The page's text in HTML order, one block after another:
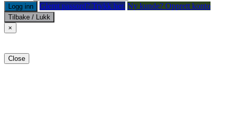
Logg inn Glemt passord? Trykk her. Ny kunde? Opprett konto
Tilbake / Lukk
×
Close